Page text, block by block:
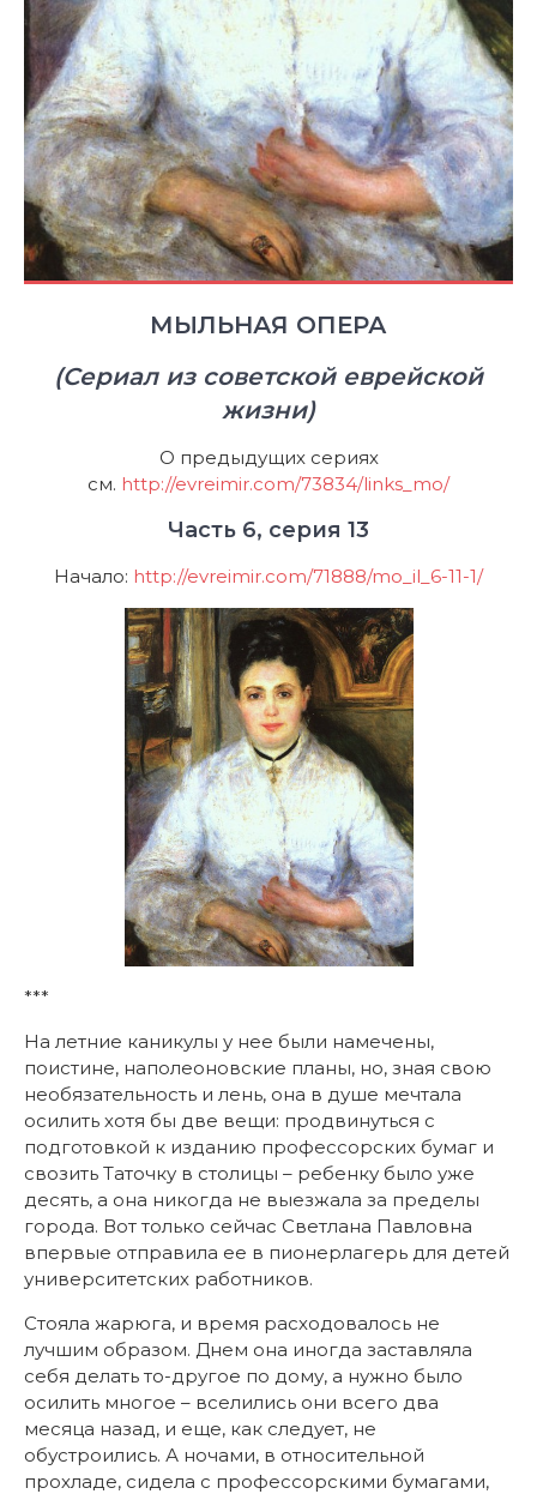
МЫЛЬНАЯ ОПЕРА
(Сериал из советской еврейской
жизни)
О предыдущих сериях
см. http://evreimir.com/73834/links_mo/
Часть 6, серия 13
Начало: http://evreimir.com/71888/mo_il_6-11-1/
***
На летние каникулы у нее были намечены,
поистине, наполеоновские планы, но, зная свою
необязательность и лень, она в душе мечтала
осилить хотя бы две вещи: продвинуться с
подготовкой к изданию профессорских бумаг и
свозить Таточку в столицы – ребенку было уже
десять, а она никогда не выезжала за пределы
города. Вот только сейчас Светлана Павловна
впервые отправила ее в пионерлагерь для детей
университетских работников.
Стояла жарюга, и время расходовалось не
лучшим образом. Днем она иногда заставляла
себя делать то-другое по дому, а нужно было
осилить многое – вселились они всего два
месяца назад, и еще, как следует, не
обустроились. А ночами, в относительной
прохладе, сидела с профессорскими бумагами,